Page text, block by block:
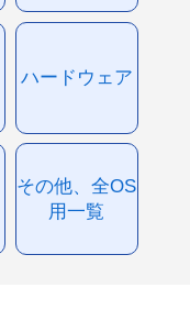
ハードウェア
その他、全OS
用一覧